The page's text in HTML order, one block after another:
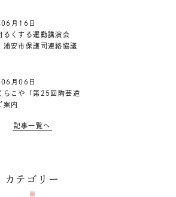
月16日
るくする運動講演会
浦安市保護司連絡協議
月06日
らこや「第25回陶芸道
案内
記事一覧へ
カテゴリー